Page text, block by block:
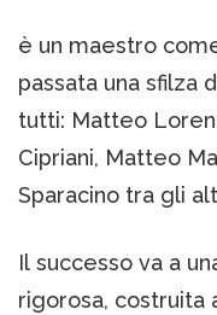
è un maestro
passata una sfilza
tutti: Matteo
Cipriani, Matteo
Sparacino tra gli
Il successo va a
rigorosa, costruita